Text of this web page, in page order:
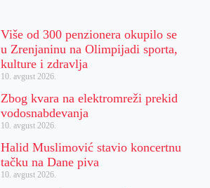
Više od 300 penzionera okupilo se
u Zrenjaninu na Olimpijadi sporta,
kulture i zdravlja
10. avgust 2026.
Zbog kvara na elektromreži prekid
vodosnabdevanja
10. avgust 2026.
Halid Muslimović stavio koncertnu
tačku na Dane piva
10. avgust 2026.